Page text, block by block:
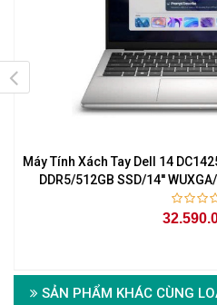
Máy Tính Xách Tay Dell 14
DDR5/512GB SSD/14''
SẢN PHẨM KHÁC CÙNG